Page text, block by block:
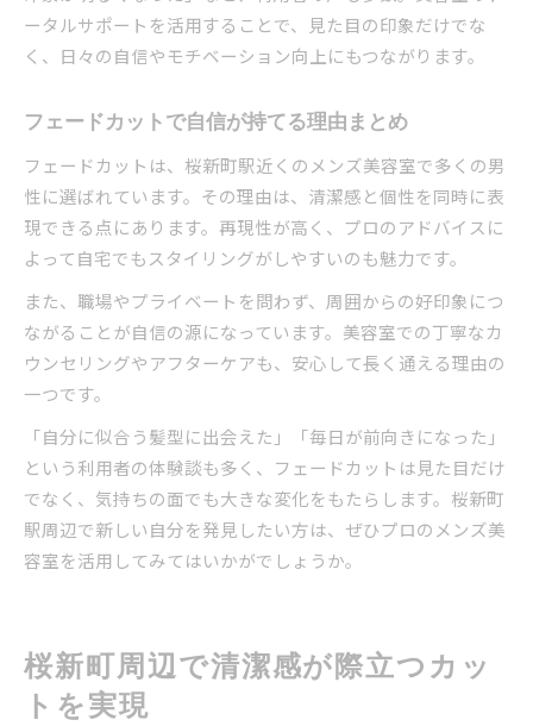
ータルサポートを活用することで、見た目の印象だけでな
く、日々の自信やモチベーション向上にもつながります。
フェードカットで自信が持てる理由まとめ
フェードカットは、桜新町駅近くのメンズ美容室で多くの男
性に選ばれています。その理由は、清潔感と個性を同時に表
現できる点にあります。再現性が高く、プロのアドバイスに
よって自宅でもスタイリングがしやすいのも魅力です。
また、職場やプライベートを問わず、周囲からの好印象につ
ながることが自信の源になっています。美容室での丁寧なカ
ウンセリングやアフターケアも、安心して長く通える理由の
一つです。
「自分に似合う髪型に出会えた」「毎日が前向きになった」
という利用者の体験談も多く、フェードカットは見た目だけ
でなく、気持ちの面でも大きな変化をもたらします。桜新町
駅周辺で新しい自分を発見したい方は、ぜひプロのメンズ美
容室を活用してみてはいかがでしょうか。
桜新町周辺で清潔感が際立つカッ
トを実現